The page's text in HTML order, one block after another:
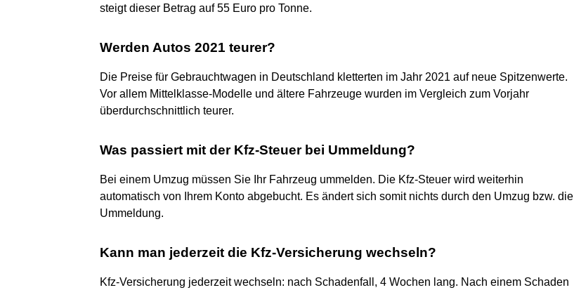
steigt dieser Betrag auf 55 Euro pro Tonne.
Werden Autos 2021 teurer?
Die Preise für Gebrauchtwagen in Deutschland kletterten im Jahr 2021 auf neue Spitzenwerte.
Vor allem Mittelklasse-Modelle und ältere Fahrzeuge wurden im Vergleich zum Vorjahr
überdurchschnittlich teurer.
Was passiert mit der Kfz-Steuer bei Ummeldung?
Bei einem Umzug müssen Sie Ihr Fahrzeug ummelden. Die Kfz-Steuer wird weiterhin
automatisch von Ihrem Konto abgebucht. Es ändert sich somit nichts durch den Umzug bzw. die
Ummeldung.
Kann man jederzeit die Kfz-Versicherung wechseln?
Kfz-Versicherung jederzeit wechseln: nach Schadenfall, 4 Wochen lang. Nach einem Schaden